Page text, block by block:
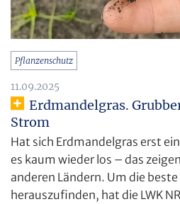
Pflanzenschutz
11.09.2025
Erdmandelgras.
Strom
Hat sich Erdmandelgras erst
es kaum wieder los – das
anderen Ländern. Um die
herauszufinden, hat die LWK